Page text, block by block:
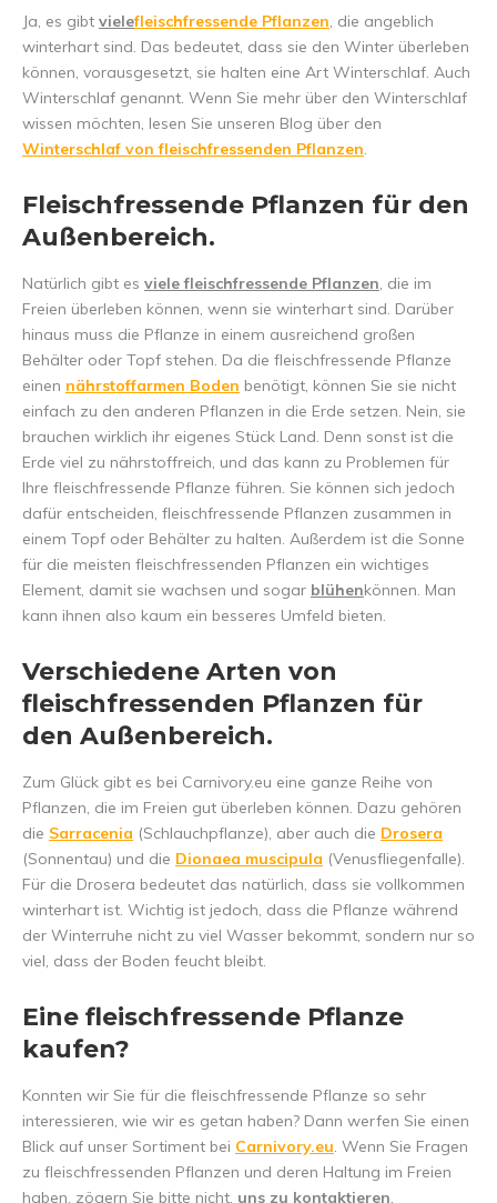
Ja, es gibt vielefleischfressende Pflanzen, die angeblich
winterhart sind. Das bedeutet, dass sie den Winter überleben
können, vorausgesetzt, sie halten eine Art Winterschlaf. Auch
Winterschlaf genannt. Wenn Sie mehr über den Winterschlaf
wissen möchten, lesen Sie unseren Blog über den
Winterschlaf von fleischfressenden Pflanzen.
Fleischfressende Pflanzen für den
Außenbereich.
Natürlich gibt es viele fleischfressende Pflanzen, die im
Freien überleben können, wenn sie winterhart sind. Darüber
hinaus muss die Pflanze in einem ausreichend großen
Behälter oder Topf stehen. Da die fleischfressende Pflanze
einen nährstoffarmen Boden benötigt, können Sie sie nicht
einfach zu den anderen Pflanzen in die Erde setzen. Nein, sie
brauchen wirklich ihr eigenes Stück Land. Denn sonst ist die
Erde viel zu nährstoffreich, und das kann zu Problemen für
Ihre fleischfressende Pflanze führen. Sie können sich jedoch
dafür entscheiden, fleischfressende Pflanzen zusammen in
einem Topf oder Behälter zu halten. Außerdem ist die Sonne
für die meisten fleischfressenden Pflanzen ein wichtiges
Element, damit sie wachsen und sogar blühenkönnen. Man
kann ihnen also kaum ein besseres Umfeld bieten.
Verschiedene Arten von
fleischfressenden Pflanzen für
den Außenbereich.
Zum Glück gibt es bei Carnivory.eu eine ganze Reihe von
Pflanzen, die im Freien gut überleben können. Dazu gehören
die Sarracenia (Schlauchpflanze), aber auch die Drosera
(Sonnentau) und die Dionaea muscipula (Venusfliegenfalle).
Für die Drosera bedeutet das natürlich, dass sie vollkommen
winterhart ist. Wichtig ist jedoch, dass die Pflanze während
der Winterruhe nicht zu viel Wasser bekommt, sondern nur so
viel, dass der Boden feucht bleibt.
Eine fleischfressende Pflanze
kaufen?
Konnten wir Sie für die fleischfressende Pflanze so sehr
interessieren, wie wir es getan haben? Dann werfen Sie einen
Blick auf unser Sortiment bei Carnivory.eu. Wenn Sie Fragen
zu fleischfressenden Pflanzen und deren Haltung im Freien
haben, zögern Sie bitte nicht, uns zu kontaktieren.